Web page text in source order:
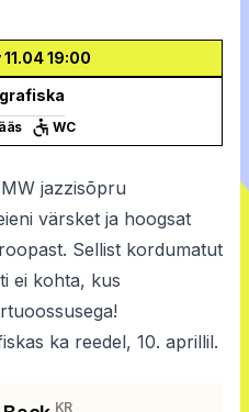
19:00
WC
jazzisõpru
värsket ja hoogsat
Sellist kordumatut
ei kohta, kus
ka reedel, 10. aprillil.
KR